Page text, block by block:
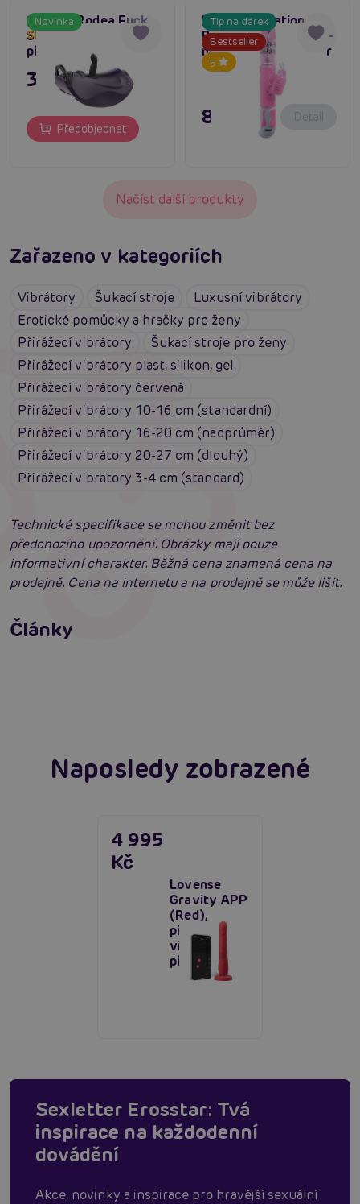
Novinka
She.E.O Rodea Fuck
Seat, sedačka s
přirážením
Skladem do týdne
3 495 Kč
Předobjednat
Tip na dárek
Bestseller
5
Baile Fascination
Bunny Vibrator Pink -
multifunkční vibrátor
Dočasně vyprodané
895 Kč Detail
Načíst další produkty
Zařazeno v kategoriích
Vibrátory Šukací stroje
Luxusní vibrátory
Erotické pomůcky a hračky pro ženy
Přirážecí vibrátory
Šukací stroje pro ženy
Přirážecí vibrátory plast, silikon, gel
Přirážecí vibrátory červená
Přirážecí vibrátory 10-16 cm (standardní)
Přirážecí vibrátory 16-20 cm (nadprůměr)
Přirážecí vibrátory 20-27 cm (dlouhý)
Přirážecí vibrátory 3-4 cm (standard)
Technické specifikace se mohou změnit bez
předchozího upozornění. Obrázky mají pouze
informativní charakter. Běžná cena znamená cena na
prodejně. Cena na internetu a na prodejně se může lišit.
Články
vibrátor?
Číst více
Erotická inteligence: Příručka Sexiomů
Naposledy zobrazené
Lovense
Gravity APP
(Red),
přirážecí
vibrátor s
přísavkou
4 995
Kč
Sexletter Erosstar: Tvá
inspirace na každodenní
dovádění
Akce, novinky a inspirace pro hravější sexuální